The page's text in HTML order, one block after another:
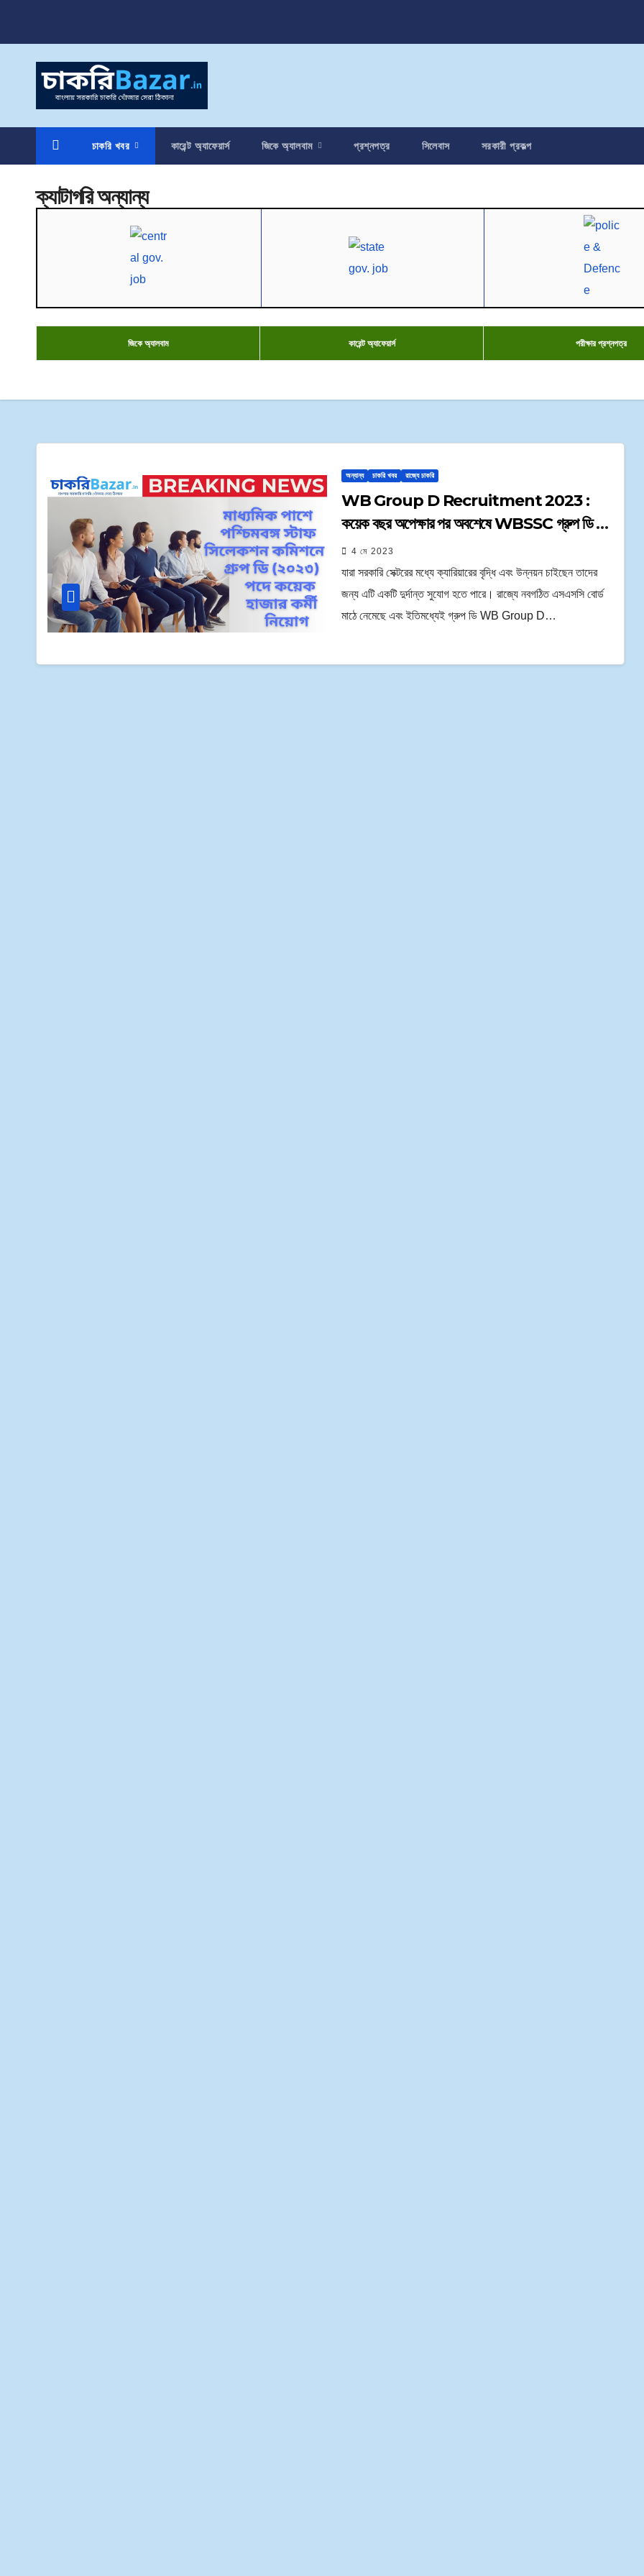
চাকরি খবর কারেন্ট অ্যাফেয়ার্স জিকে অ্যালবাম প্রশ্নপত্র সিলেবাস সরকারী প্রকল্প
ক্যাটাগরিঅন্যান্য
জিকেঅ্যালবাম কারেন্ট অ্যাফেয়ার্স পরীক্ষার প্রশ্নপত্র
অন্যান্য চাকরি খবর রাজ্যে চাকরি
WB Group D Recruitment 2023 :
কয়েক বছর অপেক্ষার পর অবশেষে WBSSC গ্রুপ ডি পদে
কয়েক হাজার কর্মী নিয়োগ করতে চলেছে
4 মে 2023
যারা সরকারি সেক্টরের মধ্যে ক্যারিয়ারের বৃদ্ধি এবং উন্নয়ন চাইছেন তাদের
জন্য এটি একটি দুর্দান্ত সুযোগ হতে পারে। রাজ্যে নবগঠিত এসএসসি বোর্ড
মাঠে নেমেছে এবং ইতিমধ্যেই গ্রুপ ডি WB Group D…